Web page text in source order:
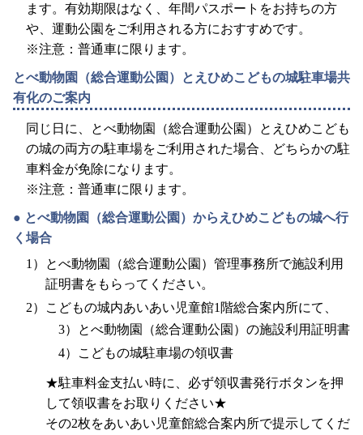
ます。有効期限はなく、年間パスポートをお持ちの方
や、運動公園をご利用される方におすすめです。
※注意：普通車に限ります。
とべ動物園（総合運動公園）とえひめこどもの城駐車場共
有化のご案内
同じ日に、とべ動物園（総合運動公園）とえひめこども
の城の両方の駐車場をご利用された場合、どちらかの駐
車料金が免除になります。
※注意：普通車に限ります。
とべ動物園（総合運動公園）からえひめこどもの城へ行
く場合
とべ動物園（総合運動公園）管理事務所で施設利用
証明書をもらってください。
こどもの城内あいあい児童館1階総合案内所にて、
とべ動物園（総合運動公園）の施設利用証明書
こどもの城駐車場の領収書
★駐車料金支払い時に、必ず領収書発行ボタンを押
して領収書をお取りください★
その2枚をあいあい児童館総合案内所で提示してくだ